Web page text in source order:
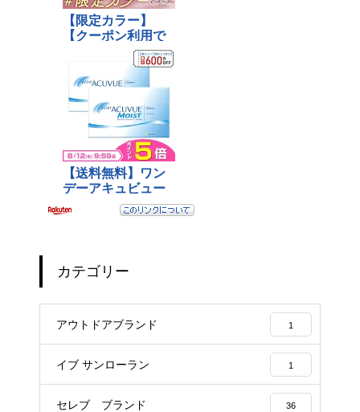
カテゴリー
アウトドアブランド 1
イブ サンローラン 1
セレブ ブランド 36